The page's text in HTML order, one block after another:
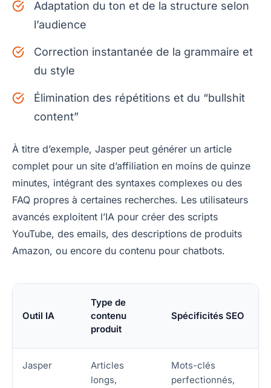
Adaptation du ton et de la structure selon
l’audience
Correction instantanée de la grammaire et
du style
Élimination des répétitions et du “bullshit
content”
À titre d’exemple, Jasper peut générer un article
complet pour un site d’affiliation en moins de quinze
minutes, intégrant des syntaxes complexes ou des
FAQ propres à certaines recherches. Les utilisateurs
avancés exploitent l’IA pour créer des scripts
YouTube, des emails, des descriptions de produits
Amazon, ou encore du contenu pour chatbots.
Outil IA
Type de
contenu
produit
Spécificités SEO
Jasper
Articles
longs,
Mots-clés
perfectionnés,